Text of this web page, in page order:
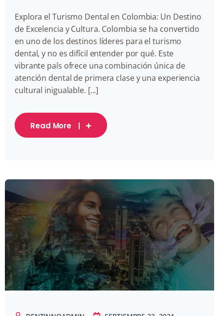
Explora el Turismo Dental en Colombia: Un Destino
de Excelencia y Cultura. Colombia se ha convertido
en uno de los destinos líderes para el turismo
dental, y no es difícil entender por qué. Este
vibrante país ofrece una combinación única de
atención dental de primera clase y una experiencia
cultural inigualable. [...]
Read More